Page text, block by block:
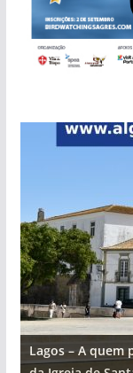
Lagos – A